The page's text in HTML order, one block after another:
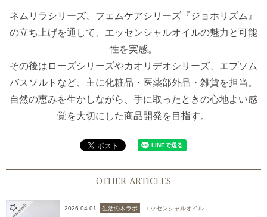
ネムリラシリーズ、フェムケアシリーズ『ジョホリズム』
の立ち上げを通して、エッセンシャルオイルの魅力と可能
性を実感。
その後はローズシリーズやカオリデオシリーズ、エプソム
バスソルトなど、主に化粧品・医薬部外品・雑貨を担当。
自然の恵みを生かしながら、手に取ったときの心地よい感
覚を大切にした商品開発を目指す。
OTHER ARTICLES
2026.04.01 生活の木ラボ エッセンシャルオイル